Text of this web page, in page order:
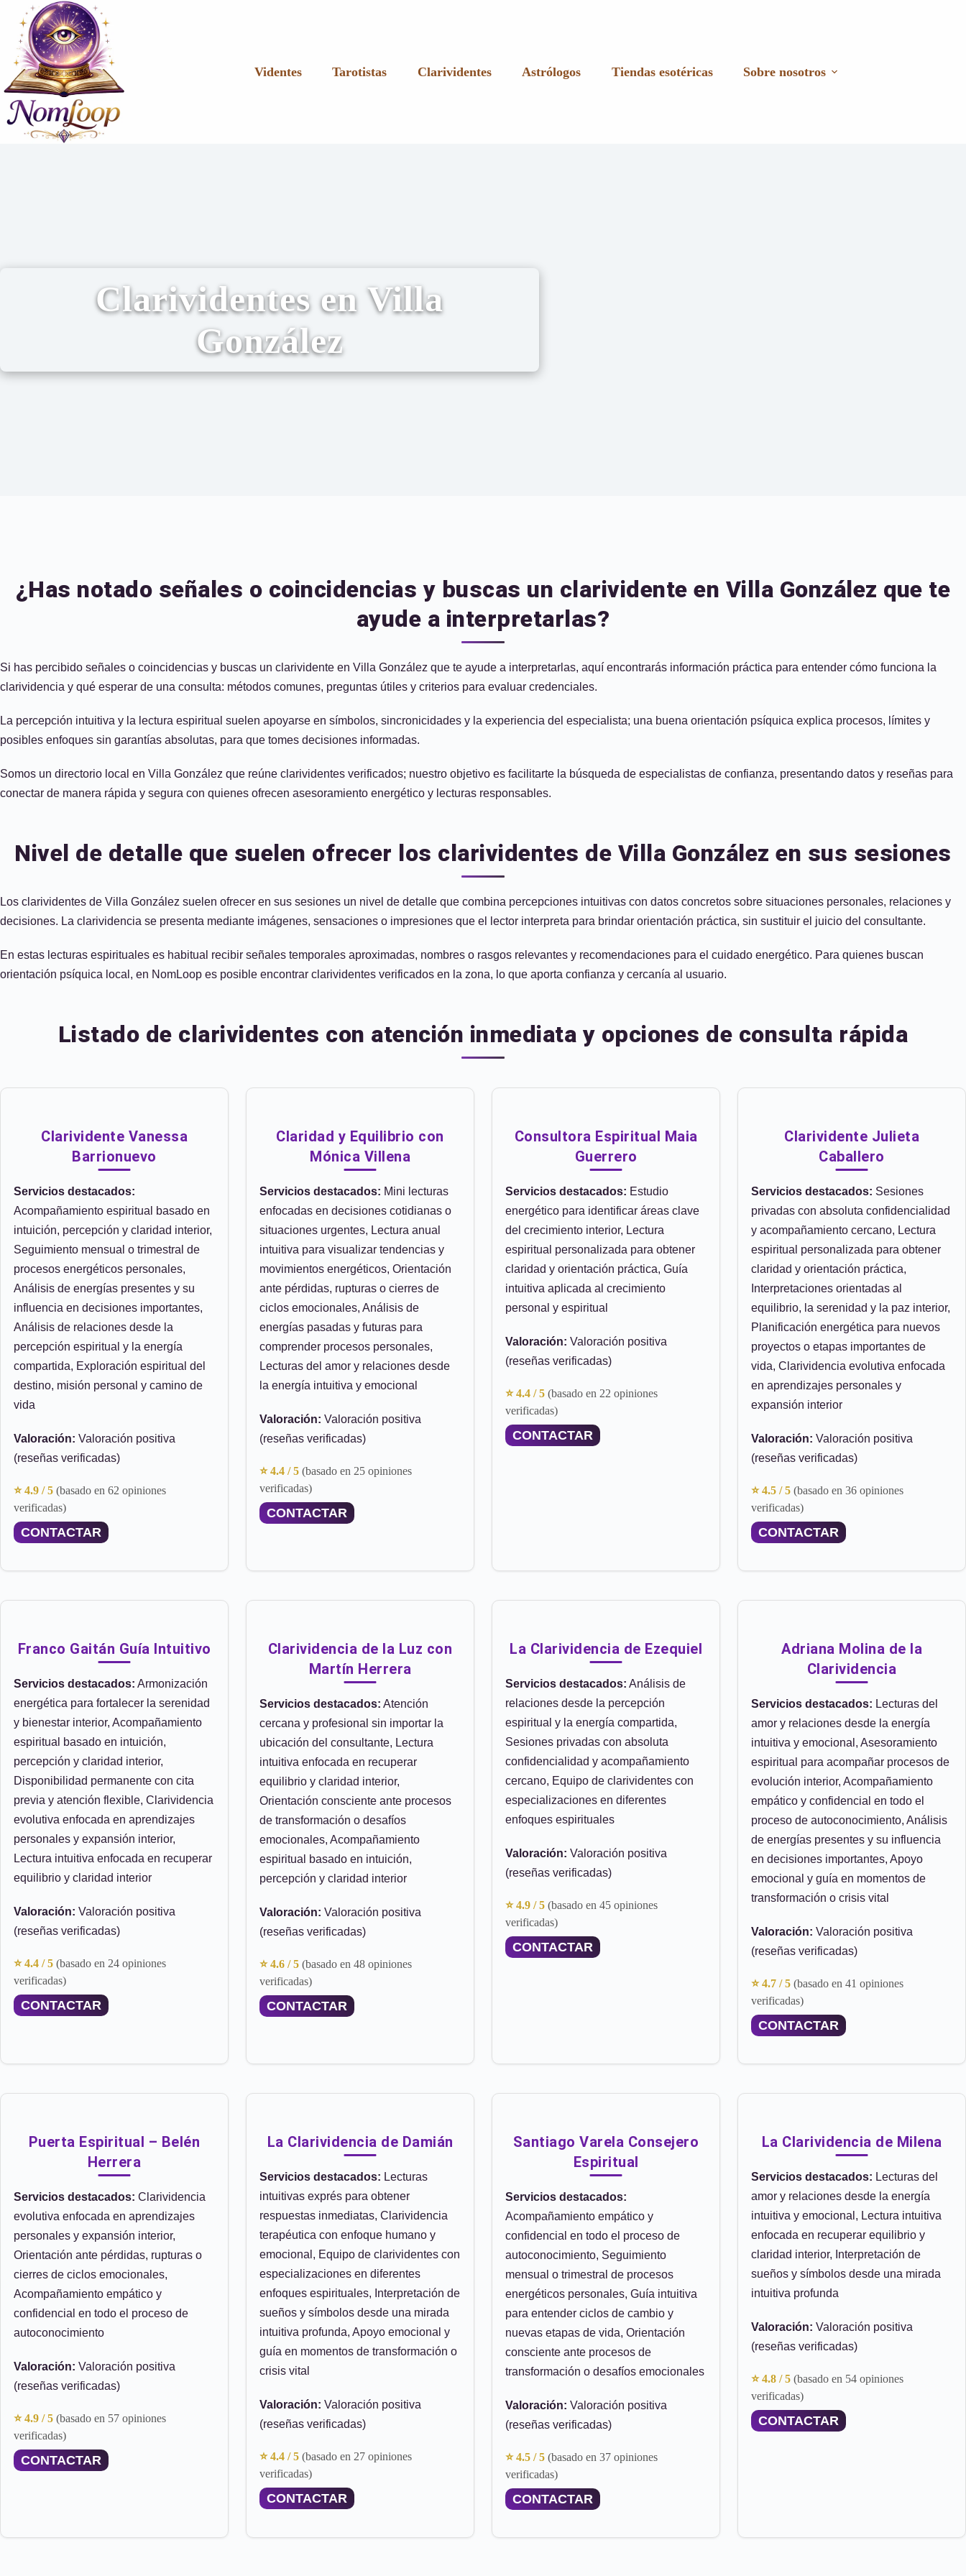
Videntes Tarotistas Clarividentes Astrólogos Tiendas esotéricas Sobre nosotros
Clarividentes en Villa
González
¿Has notado señales o coincidencias y buscas un clarividente en Villa González que te
ayude a interpretarlas?
Si has percibido señales o coincidencias y buscas un clarividente en Villa González que te ayude a interpretarlas, aquí encontrarás información práctica para entender cómo funciona la
clarividencia y qué esperar de una consulta: métodos comunes, preguntas útiles y criterios para evaluar credenciales.
La percepción intuitiva y la lectura espiritual suelen apoyarse en símbolos, sincronicidades y la experiencia del especialista; una buena orientación psíquica explica procesos, límites y
posibles enfoques sin garantías absolutas, para que tomes decisiones informadas.
Somos un directorio local en Villa González que reúne clarividentes verificados; nuestro objetivo es facilitarte la búsqueda de especialistas de confianza, presentando datos y reseñas para
conectar de manera rápida y segura con quienes ofrecen asesoramiento energético y lecturas responsables.
Nivel de detalle que suelen ofrecer los clarividentes de Villa González en sus sesiones
Los clarividentes de Villa González suelen ofrecer en sus sesiones un nivel de detalle que combina percepciones intuitivas con datos concretos sobre situaciones personales, relaciones y
decisiones. La clarividencia se presenta mediante imágenes, sensaciones o impresiones que el lector interpreta para brindar orientación práctica, sin sustituir el juicio del consultante.
En estas lecturas espirituales es habitual recibir señales temporales aproximadas, nombres o rasgos relevantes y recomendaciones para el cuidado energético. Para quienes buscan
orientación psíquica local, en NomLoop es posible encontrar clarividentes verificados en la zona, lo que aporta confianza y cercanía al usuario.
Listado de clarividentes con atención inmediata y opciones de consulta rápida
Clarividente Vanessa
Barrionuevo
Servicios destacados:
Acompañamiento espiritual basado en
intuición, percepción y claridad interior,
Seguimiento mensual o trimestral de
procesos energéticos personales,
Análisis de energías presentes y su
influencia en decisiones importantes,
Análisis de relaciones desde la
percepción espiritual y la energía
compartida, Exploración espiritual del
destino, misión personal y camino de
vida
Valoración: Valoración positiva
(reseñas verificadas)
⭐ 4.9 / 5 (basado en 62 opiniones
verificadas)
CONTACTAR
Claridad y Equilibrio con
Mónica Villena
Servicios destacados: Mini lecturas
enfocadas en decisiones cotidianas o
situaciones urgentes, Lectura anual
intuitiva para visualizar tendencias y
movimientos energéticos, Orientación
ante pérdidas, rupturas o cierres de
ciclos emocionales, Análisis de
energías pasadas y futuras para
comprender procesos personales,
Lecturas del amor y relaciones desde
la energía intuitiva y emocional
Valoración: Valoración positiva
(reseñas verificadas)
⭐ 4.4 / 5 (basado en 25 opiniones
verificadas)
CONTACTAR
Consultora Espiritual Maia
Guerrero
Servicios destacados: Estudio
energético para identificar áreas clave
del crecimiento interior, Lectura
espiritual personalizada para obtener
claridad y orientación práctica, Guía
intuitiva aplicada al crecimiento
personal y espiritual
Valoración: Valoración positiva
(reseñas verificadas)
⭐ 4.4 / 5 (basado en 22 opiniones
verificadas)
CONTACTAR
Clarividente Julieta
Caballero
Servicios destacados: Sesiones
privadas con absoluta confidencialidad
y acompañamiento cercano, Lectura
espiritual personalizada para obtener
claridad y orientación práctica,
Interpretaciones orientadas al
equilibrio, la serenidad y la paz interior,
Planificación energética para nuevos
proyectos o etapas importantes de
vida, Clarividencia evolutiva enfocada
en aprendizajes personales y
expansión interior
Valoración: Valoración positiva
(reseñas verificadas)
⭐ 4.5 / 5 (basado en 36 opiniones
verificadas)
CONTACTAR
Franco Gaitán Guía Intuitivo
Servicios destacados: Armonización
energética para fortalecer la serenidad
y bienestar interior, Acompañamiento
espiritual basado en intuición,
percepción y claridad interior,
Disponibilidad permanente con cita
previa y atención flexible, Clarividencia
evolutiva enfocada en aprendizajes
personales y expansión interior,
Lectura intuitiva enfocada en recuperar
equilibrio y claridad interior
Valoración: Valoración positiva
(reseñas verificadas)
⭐ 4.4 / 5 (basado en 24 opiniones
verificadas)
CONTACTAR
Clarividencia de la Luz con
Martín Herrera
Servicios destacados: Atención
cercana y profesional sin importar la
ubicación del consultante, Lectura
intuitiva enfocada en recuperar
equilibrio y claridad interior,
Orientación consciente ante procesos
de transformación o desafíos
emocionales, Acompañamiento
espiritual basado en intuición,
percepción y claridad interior
Valoración: Valoración positiva
(reseñas verificadas)
⭐ 4.6 / 5 (basado en 48 opiniones
verificadas)
CONTACTAR
La Clarividencia de Ezequiel
Servicios destacados: Análisis de
relaciones desde la percepción
espiritual y la energía compartida,
Sesiones privadas con absoluta
confidencialidad y acompañamiento
cercano, Equipo de clarividentes con
especializaciones en diferentes
enfoques espirituales
Valoración: Valoración positiva
(reseñas verificadas)
⭐ 4.9 / 5 (basado en 45 opiniones
verificadas)
CONTACTAR
Adriana Molina de la
Clarividencia
Servicios destacados: Lecturas del
amor y relaciones desde la energía
intuitiva y emocional, Asesoramiento
espiritual para acompañar procesos de
evolución interior, Acompañamiento
empático y confidencial en todo el
proceso de autoconocimiento, Análisis
de energías presentes y su influencia
en decisiones importantes, Apoyo
emocional y guía en momentos de
transformación o crisis vital
Valoración: Valoración positiva
(reseñas verificadas)
⭐ 4.7 / 5 (basado en 41 opiniones
verificadas)
CONTACTAR
Puerta Espiritual – Belén
Herrera
Servicios destacados: Clarividencia
evolutiva enfocada en aprendizajes
personales y expansión interior,
Orientación ante pérdidas, rupturas o
cierres de ciclos emocionales,
Acompañamiento empático y
confidencial en todo el proceso de
autoconocimiento
Valoración: Valoración positiva
(reseñas verificadas)
⭐ 4.9 / 5 (basado en 57 opiniones
verificadas)
CONTACTAR
La Clarividencia de Damián
Servicios destacados: Lecturas
intuitivas exprés para obtener
respuestas inmediatas, Clarividencia
terapéutica con enfoque humano y
emocional, Equipo de clarividentes con
especializaciones en diferentes
enfoques espirituales, Interpretación de
sueños y símbolos desde una mirada
intuitiva profunda, Apoyo emocional y
guía en momentos de transformación o
crisis vital
Valoración: Valoración positiva
(reseñas verificadas)
⭐ 4.4 / 5 (basado en 27 opiniones
verificadas)
CONTACTAR
Santiago Varela Consejero
Espiritual
Servicios destacados:
Acompañamiento empático y
confidencial en todo el proceso de
autoconocimiento, Seguimiento
mensual o trimestral de procesos
energéticos personales, Guía intuitiva
para entender ciclos de cambio y
nuevas etapas de vida, Orientación
consciente ante procesos de
transformación o desafíos emocionales
Valoración: Valoración positiva
(reseñas verificadas)
⭐ 4.5 / 5 (basado en 37 opiniones
verificadas)
CONTACTAR
La Clarividencia de Milena
Servicios destacados: Lecturas del
amor y relaciones desde la energía
intuitiva y emocional, Lectura intuitiva
enfocada en recuperar equilibrio y
claridad interior, Interpretación de
sueños y símbolos desde una mirada
intuitiva profunda
Valoración: Valoración positiva
(reseñas verificadas)
⭐ 4.8 / 5 (basado en 54 opiniones
verificadas)
CONTACTAR